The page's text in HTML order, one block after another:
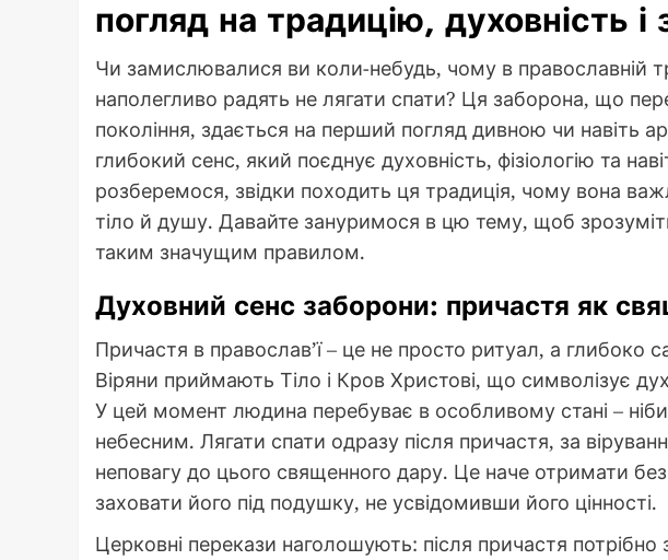
погляд на традицію, духовність і
Чи замислювалися ви коли-небудь, чому в православній
наполегливо радять не лягати спати? Ця заборона, що
покоління, здається на перший погляд дивною чи навіть
глибокий сенс, який поєднує духовність, фізіологію та
розберемося, звідки походить ця традиція, чому вона
тіло й душу. Давайте зануримося в цю тему, щоб
таким значущим правилом.
Духовний сенс заборони: причастя як
Причастя в православ’ї – це не просто ритуал, а глибоко
Віряни приймають Тіло і Кров Христові, що символізує
У цей момент людина перебуває в особливому стані –
небесним. Лягати спати одразу після причастя, за
неповагу до цього священного дару. Це наче отримати
заховати його під подушку, не усвідомивши його цінності.
Церковні перекази наголошують: після причастя потрібно